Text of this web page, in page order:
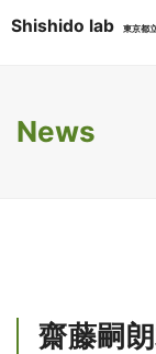
News
齋藤嗣
Shishido lab 東京都